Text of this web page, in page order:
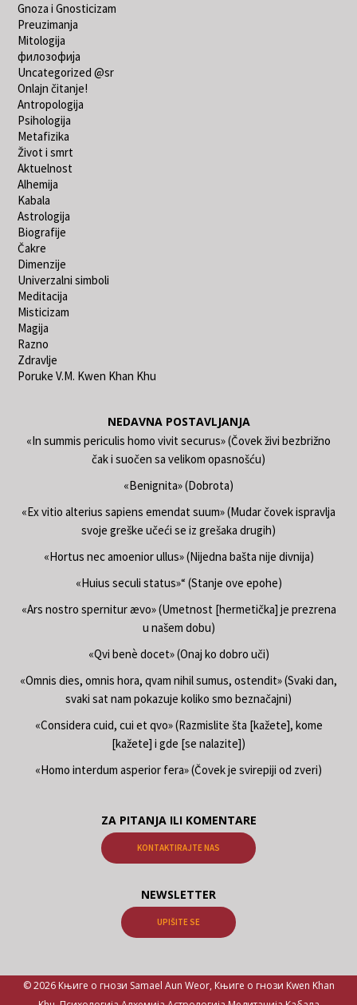
Gnoza i Gnosticizam
Preuzimanja
Mitologija
филозофија
Uncategorized @sr
Onlajn čitanje!
Antropologija
Psihologija
Metafizika
Život i smrt
Aktuelnost
Alhemija
Kabala
Astrologija
Biografije
Čakre
Dimenzije
Univerzalni simboli
Meditacija
Misticizam
Magija
Razno
Zdravlje
Poruke V.M. Kwen Khan Khu
NEDAVNA POSTAVLJANJA
«In summis periculis homo vivit securus» (Čovek živi bezbrižno
čak i suočen sa velikom opasnošću)
«Benignita» (Dobrota)
«Ex vitio alterius sapiens emendat suum» (Mudar čovek ispravlja
svoje greške učeći se iz grešaka drugih)
«Hortus nec amoenior ullus» (Nijedna bašta nije divnija)
«Huius seculi status»“ (Stanje ove epohe)
«Ars nostro spernitur ævo» (Umetnost [hermetička] je prezrena
u našem dobu)
«Qvi benè docet» (Onaj ko dobro uči)
«Omnis dies, omnis hora, qvam nihil sumus, ostendit» (Svaki dan,
svaki sat nam pokazuje koliko smo beznačajni)
«Considera cuid, cui et qvo» (Razmislite šta [kažete], kome
[kažete] i gde [se nalazite])
«Homo interdum asperior fera» (Čovek je svirepiji od zveri)
ZA PITANJA ILI KOMENTARE
KONTAKTIRAJTE NAS
NEWSLETTER
UPIŠITE SE
© 2026 Књиге о гнози Samael Aun Weor, Књиге о гнози Kwen Khan